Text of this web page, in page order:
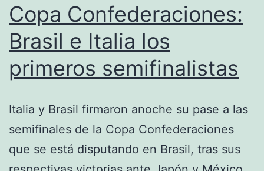
Copa Confederaciones:
Brasil e Italia los
primeros semifinalistas
Italia y Brasil firmaron anoche su pase a las
semifinales de la Copa Confederaciones
que se está disputando en Brasil, tras sus